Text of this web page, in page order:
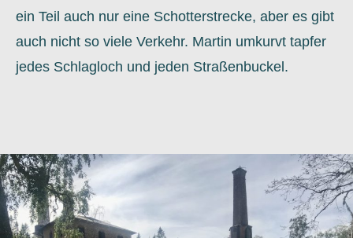
ein Teil auch nur eine Schotterstrecke, aber es gibt
auch nicht so viele Verkehr. Martin umkurvt tapfer
jedes Schlagloch und jeden Straßenbuckel.